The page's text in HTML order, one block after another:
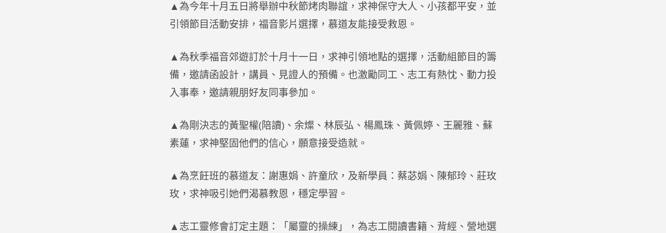
▲為今年十月五日將舉辦中秋節烤肉聯誼，求神保守大人、小孩都平安，並
引領節目活動安排，福音影片選擇，慕道友能接受救恩。
▲為秋季福音郊遊訂於十月十一日，求神引領地點的選擇，活動組節目的籌
備，邀請函設計，講員、見證人的預備。也激勵同工、志工有熱忱、動力投
入事奉，邀請親朋好友同事參加。
▲為剛決志的黃聖權(陪讀)、余燦、林辰弘、楊鳳珠、黃佩婷、王麗雅、蘇
素蓮，求神堅固他們的信心，願意接受造就。
▲為烹飪班的慕道友：謝惠娟、許童欣，及新學員：蔡苾娟、陳郁玲、莊玫
玫，求神吸引她們渴慕教恩，穩定學習。
▲志工靈修會訂定主題：「屬靈的操練」，為志工閱讀書籍、背經、營地選